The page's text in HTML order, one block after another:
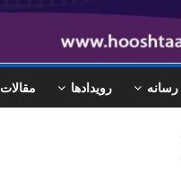
رسانه رویدادها مقالات